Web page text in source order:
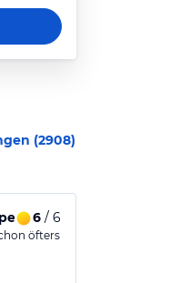
(2908)
Lage für Ausflüge.
6/ 6
öfters